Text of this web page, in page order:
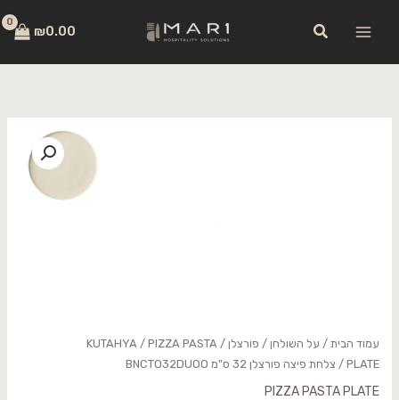
חיפוש ₪0.00
עמוד הבית/ על השולחן / פורצלן /
KUTAHYA /PIZZA PASTA
PLATE/ צלחת פיצה פורצלן 32 ס"מ BNCTO32DUOO
PIZZA PASTA PLATE